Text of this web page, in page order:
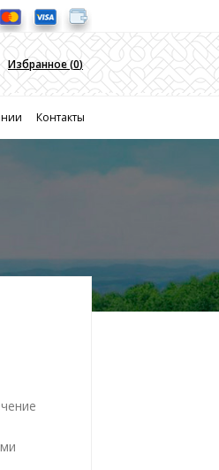
Избранное (0)
Контакты